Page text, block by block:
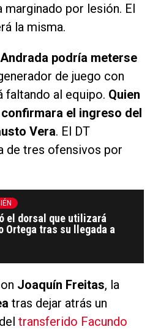
por lesión. El
la misma.
podría meterse
de juego con
faltando al equipo. Quien
el ingreso del
Vera. El DT
de tres ofensivos por
el dorsal que utilizará
Ortega tras su llegada a
Joaquín Freitas, la
tras dejar atrás un
transferido Facundo